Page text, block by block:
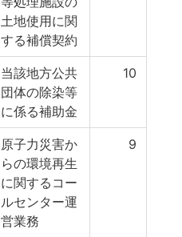
土地使用に関
する補償契約
当該地方公共
団体の除染等
に係る補助金
10
原子力災害か
らの環境再生
に関するコー
ルセンター運
営業務
9